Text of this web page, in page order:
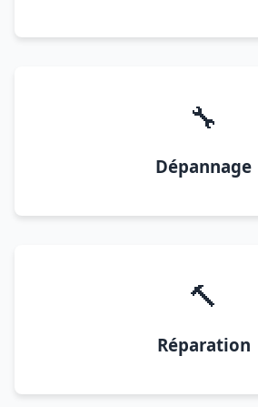
🔧
Dépannage
🔨
Réparation